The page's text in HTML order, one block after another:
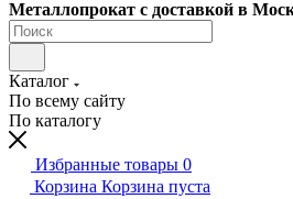
Металлопрокат с доставкой в
Каталог
По всему сайту
По каталогу
Избранные товары 0
Корзина Корзина пуста